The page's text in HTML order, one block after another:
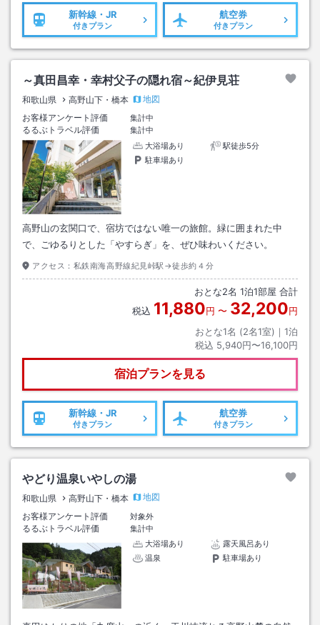
新幹線・JR
付きプラン
航空券
付きプラン
～真田昌幸・幸村父子の隠れ宿～紀伊見荘
和歌山県 高野山下・橋本
地図
お客様アンケート評価
集計中
るるぶトラベル評価
集計中
大浴場あり
駅徒歩5分
駐車場あり
高野山の玄関口で、宿坊ではない唯一の旅館。緑に囲まれた中
で、ごゆるりとした「やすらぎ」を、ぜひ味わいください。
アクセス： 私鉄南海高野線紀見峠駅→徒歩約４分
おとな2名 1泊1部屋 合計
税込 11,880円 〜 32,200円
おとな1名 (2名1室)｜ 1泊
税込 5,940円〜16,100円
宿泊プランを見る
新幹線・JR
付きプラン
航空券
付きプラン
やどり温泉いやしの湯
和歌山県 高野山下・橋本
地図
お客様アンケート評価
対象外
るるぶトラベル評価
集計中
大浴場あり
露天風呂あり
温泉
駐車場あり